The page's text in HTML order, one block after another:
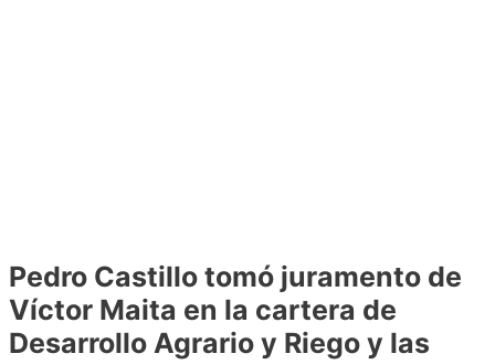
Pedro Castillo tomó juramento de
Víctor Maita en la cartera de
Desarrollo Agrario y Riego y las